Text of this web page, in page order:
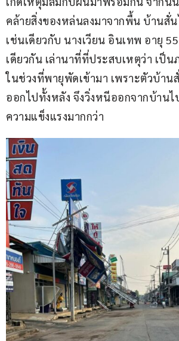
คล้ายสิ่งของหล่นลงมาจากพื้น บ้านสั่
เช่นเดียวกับ นางเวียน อินเทพ อายุ
เดียวกัน เล่านาที่ที่ประสบเหตุว่า เป็
ในช่วงที่พายุพัดเข้ามา เพราะตัวบ้า
ออกไปทั้งหลัง จึงวิ่งหนีออกจากบ้าน
ความแข็งแรงมากกว่า